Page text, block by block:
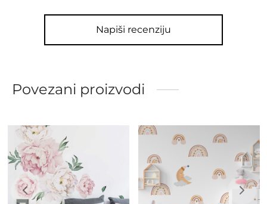
Napiši recenziju
Povezani proizvodi